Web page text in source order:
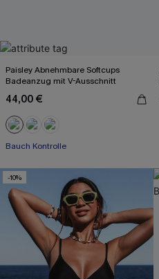
Paisley Abnehmbare Softcups
Badeanzug mit V-Ausschnitt
44,00 €
Bauch Kontrolle
-10%